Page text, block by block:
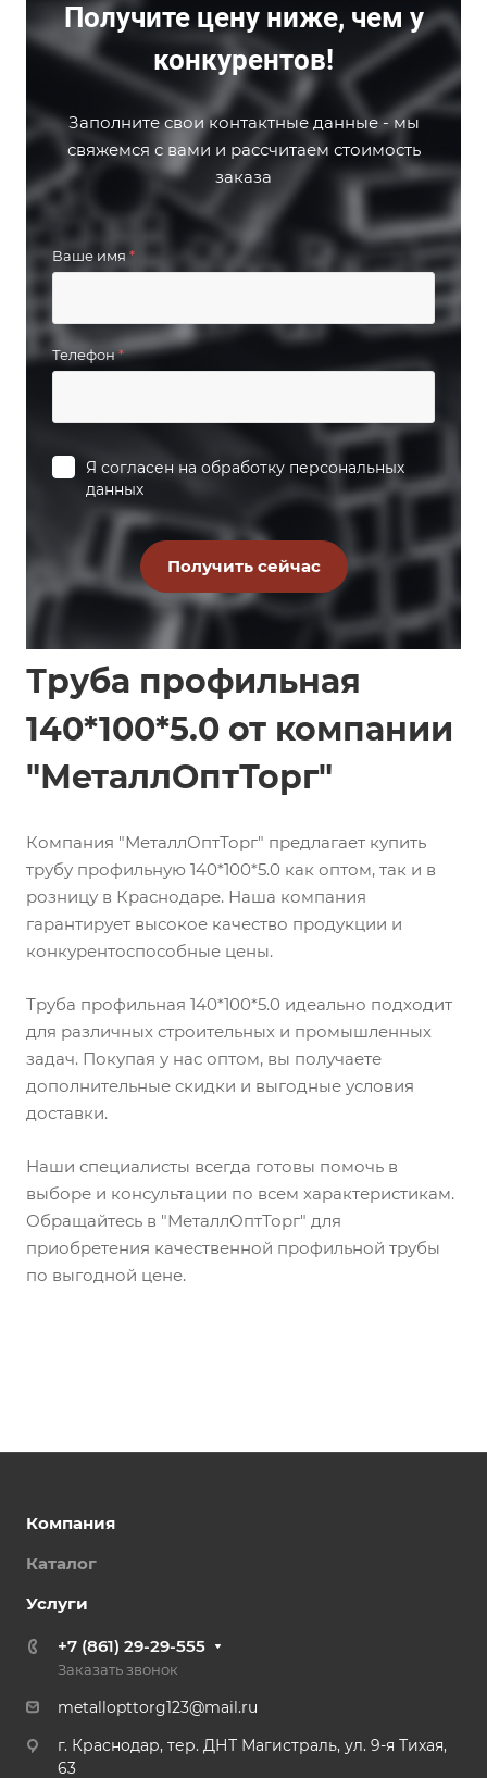
Получите цену ниже, чем у
конкурентов!
Заполните свои контактные данные - мы
свяжемся с вами и рассчитаем стоимость
заказа
Ваше имя *
Телефон*
Я согласен на обработку персональных
данных
Труба профильная
140*100*5.0 от компании
"МеталлОптТорг"
Компания "МеталлОптТорг" предлагает купить
трубу профильную 140*100*5.0 как оптом, так и в
розницу в Краснодаре. Наша компания
гарантирует высокое качество продукции и
конкурентоспособные цены.
Труба профильная 140*100*5.0 идеально подходит
для различных строительных и промышленных
задач. Покупая у нас оптом, вы получаете
дополнительные скидки и выгодные условия
доставки.
Наши специалисты всегда готовы помочь в
выборе и консультации по всем характеристикам.
Обращайтесь в "МеталлОптТорг" для
приобретения качественной профильной трубы
по выгодной цене.
Компания
Каталог
Услуги
+7 (861) 29-29-555
Заказать звонок
metallopttorg123@mail.ru
г. Краснодар, тер. ДНТ Магистраль, ул. 9-я Тихая,
63